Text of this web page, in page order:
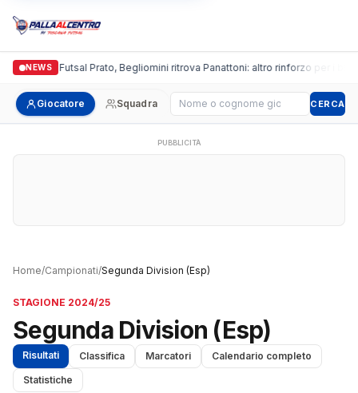
NEWS
Italgronda Futsal Prato, Begliomini ritrova Panattoni: altro rinforzo per i
Giocatore Squadra Cerca giocatore CERCA
PUBBLICITÀ
Home/Campionati/Segunda Division (Esp)
STAGIONE 2024/25
Segunda Division (Esp)
Risultati Classifica Marcatori
Calendario completo
Statistiche